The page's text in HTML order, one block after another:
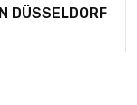
DÜSSELDORF